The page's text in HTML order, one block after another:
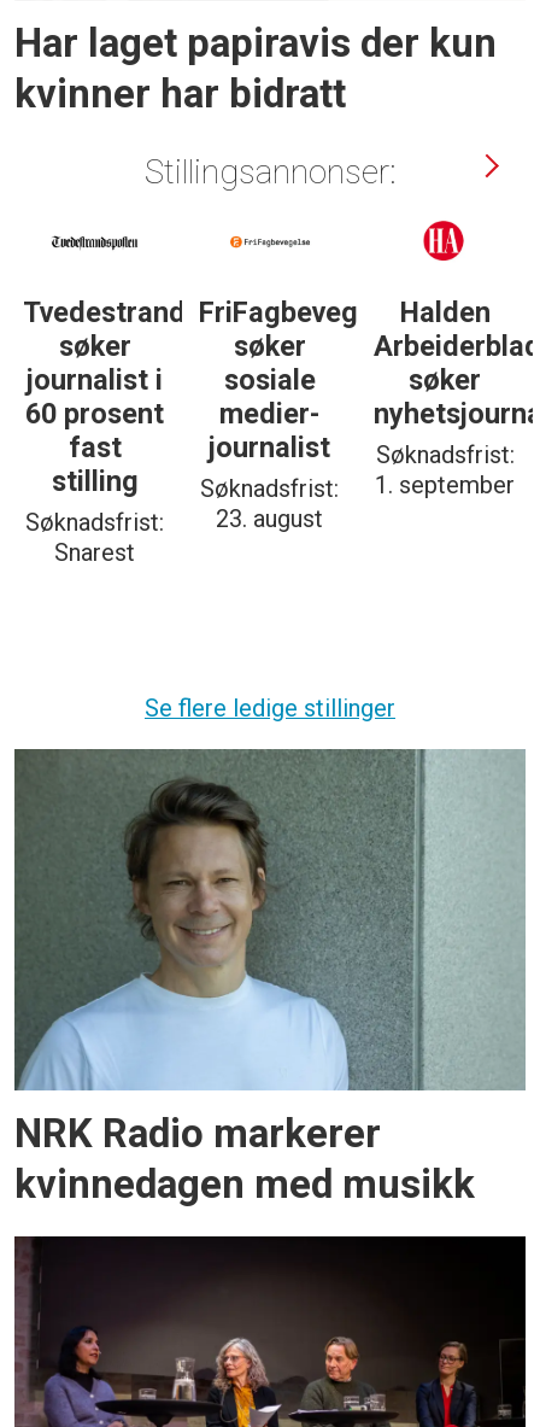
Har laget papiravis der kun
kvinner har bidratt
Stillingsannonser:
Tvedestrandsposten
søker
journalist i
60 prosent
fast
stilling
Søknadsfrist:
Snarest
FriFagbevegelse
søker
sosiale
medier-
journalist
Søknadsfrist:
23. august
Halden
Arbeiderblad
søker
Søknadsfrist:
1. september
Se flere ledige stillinger
NRK Radio markerer
kvinnedagen med musikk